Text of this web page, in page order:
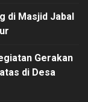
di Masjid Jabal
Gerakan
di Desa